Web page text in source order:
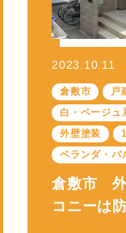
2023.10.11
倉敷市
戸
白・ベージュ
外壁塗装
ベランダ・バ
倉敷市 外
コニーは